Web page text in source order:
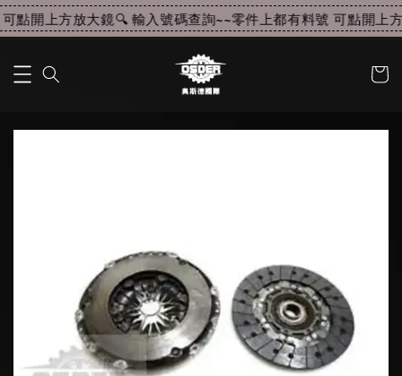
點開上方放大鏡🔍 輸入號碼查詢~~零件上都有料號 可點開上